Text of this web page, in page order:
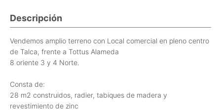
Descripción
Vendemos amplio terreno con Local comercial en pleno centro
de Talca, frente a Tottus Alameda
8 oriente 3 y 4 Norte.
Consta de:
28 m2 construidos, radier, tabiques de madera y
revestimiento de zinc